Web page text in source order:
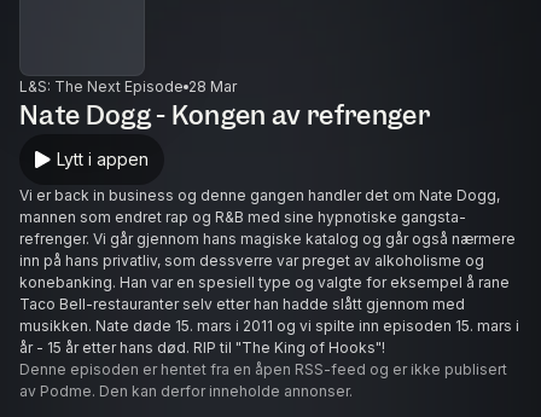
L&S: The Next Episode 28 Mar
Nate Dogg - Kongen av refrenger
Lytt i appen
Vi er back in business og denne gangen handler det om Nate Dogg,
mannen som endret rap og R&B med sine hypnotiske gangsta-
refrenger. Vi går gjennom hans magiske katalog og går også nærmere
inn på hans privatliv, som dessverre var preget av alkoholisme og
konebanking. Han var en spesiell type og valgte for eksempel å rane
Taco Bell-restauranter selv etter han hadde slått gjennom med
musikken. Nate døde 15. mars i 2011 og vi spilte inn episoden 15. mars i
år - 15 år etter hans død. RIP til "The King of Hooks"!
Denne episoden er hentet fra en åpen RSS-feed og er ikke publisert
av Podme. Den kan derfor inneholde annonser.